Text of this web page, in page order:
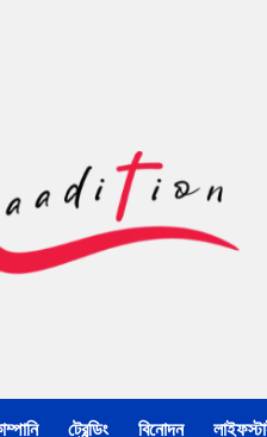
ট্রেন্ডিং বিনোদন